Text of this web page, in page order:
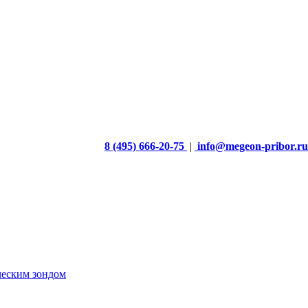
8 (495) 666-20-75 | info@megeon-pribor.ru
зондом